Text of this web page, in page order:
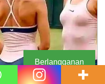
Berlangganan